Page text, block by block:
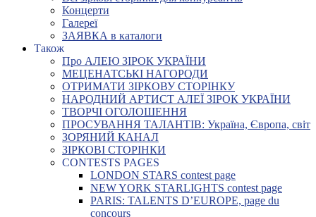
Концерти
Галереї
ЗАЯВКА в каталоги
Також
Про АЛЕЮ ЗІРОК УКРАЇНИ
МЕЦЕНАТСЬКІ НАГОРОДИ
ОТРИМАТИ ЗІРКОВУ СТОРІНКУ
НАРОДНИЙ АРТИСТ АЛЕЇ ЗІРОК УКРАЇНИ
ТВОРЧІ ОГОЛОШЕННЯ
ПРОСУВАННЯ ТАЛАНТІВ: Україна, Європа, світ
ЗОРЯНИЙ КАНАЛ
ЗІРКОВІ СТОРІНКИ
CONTESTS PAGES
LONDON STARS contest page
NEW YORK STARLIGHTS contest page
PARIS: TALENTS D’EUROPE, page du
concours